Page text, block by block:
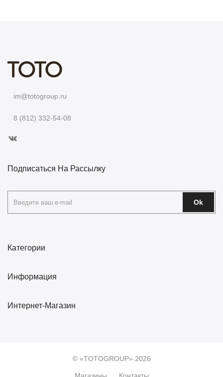
im@totogroup.ru
8 (812) 332-54-08
Категории
Информация
Интернет-Магазин
Подписаться На Рассылку
Ok
© «TOTOGROUP» 2026